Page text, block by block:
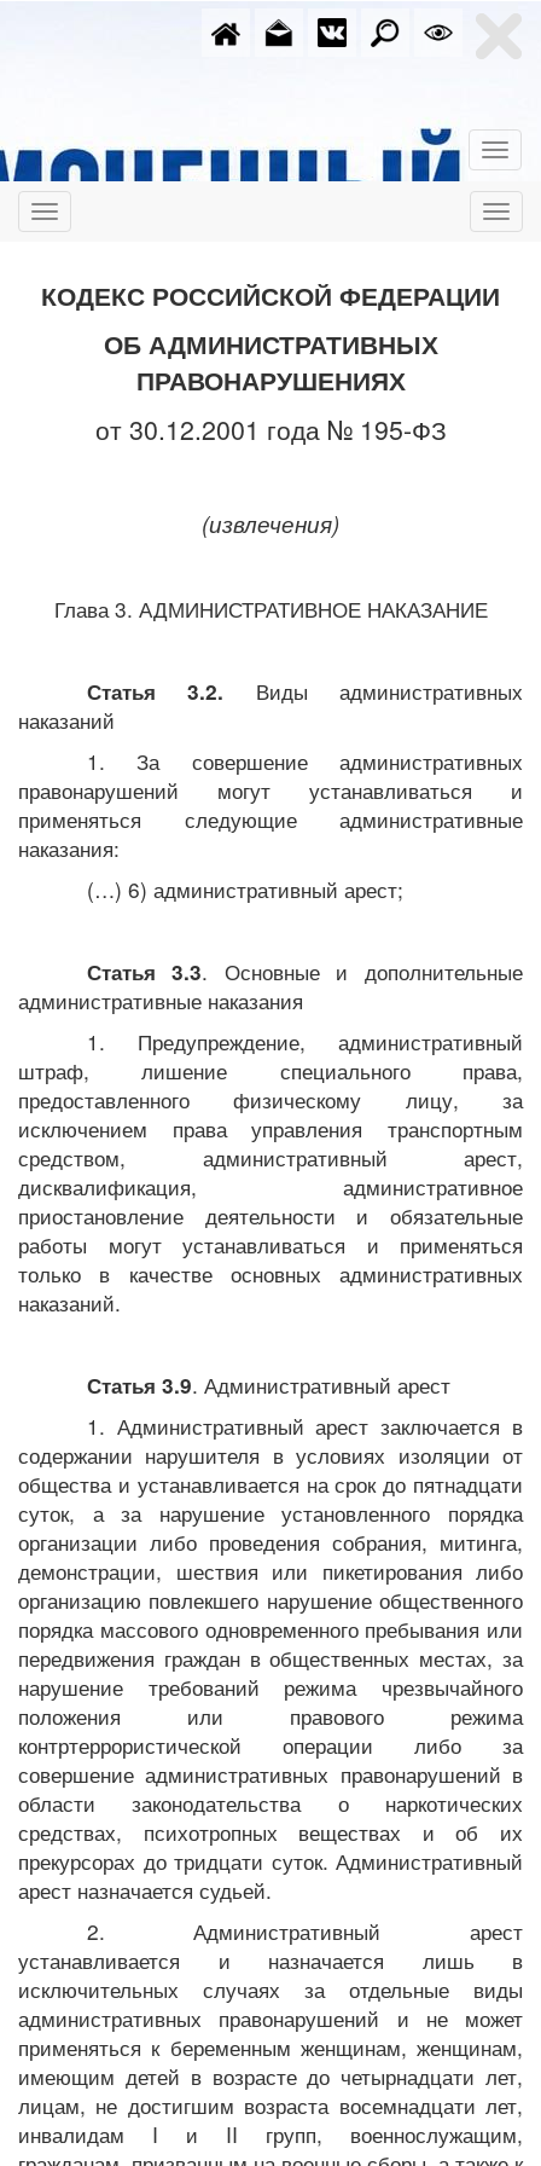
КОДЕКС РОССИЙСКОЙ ФЕДЕРАЦИИ
ОБ АДМИНИСТРАТИВНЫХ
ПРАВОНАРУШЕНИЯХ
от 30.12.2001 года № 195-ФЗ
(извлечения)
Глава 3. АДМИНИСТРАТИВНОЕ НАКАЗАНИЕ
Статья 3.2. Виды административных
наказаний
1. За совершение административных
правонарушений могут устанавливаться и
применяться следующие административные
наказания:
(…) 6) административный арест;
Статья 3.3. Основные и дополнительные
административные наказания
1. Предупреждение, административный
штраф, лишение специального права,
предоставленного физическому лицу, за
исключением права управления транспортным
средством, административный арест,
дисквалификация, административное
приостановление деятельности и обязательные
работы могут устанавливаться и применяться
только в качестве основных административных
наказаний.
Статья 3.9. Административный арест
1. Административный арест заключается в
содержании нарушителя в условиях изоляции от
общества и устанавливается на срок до пятнадцати
суток, а за нарушение установленного порядка
организации либо проведения собрания, митинга,
демонстрации, шествия или пикетирования либо
организацию повлекшего нарушение общественного
порядка массового одновременного пребывания или
передвижения граждан в общественных местах, за
нарушение требований режима чрезвычайного
положения или правового режима
контртеррористической операции либо за
совершение административных правонарушений в
области законодательства о наркотических
средствах, психотропных веществах и об их
прекурсорах до тридцати суток. Административный
арест назначается судьей.
2. Административный арест
устанавливается и назначается лишь в
исключительных случаях за отдельные виды
административных правонарушений и не может
применяться к беременным женщинам, женщинам,
имеющим детей в возрасте до четырнадцати лет,
лицам, не достигшим возраста восемнадцати лет,
инвалидам I и II групп, военнослужащим,